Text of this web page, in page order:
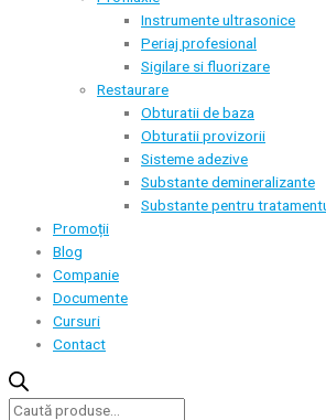
Instrumente ultrasonice
Periaj profesional
Sigilare si fluorizare
Restaurare
Obturatii de baza
Obturatii provizorii
Sisteme adezive
Substante demineralizante
Substante pentru
Promoții
Blog
Companie
Documente
Cursuri
Contact
Products